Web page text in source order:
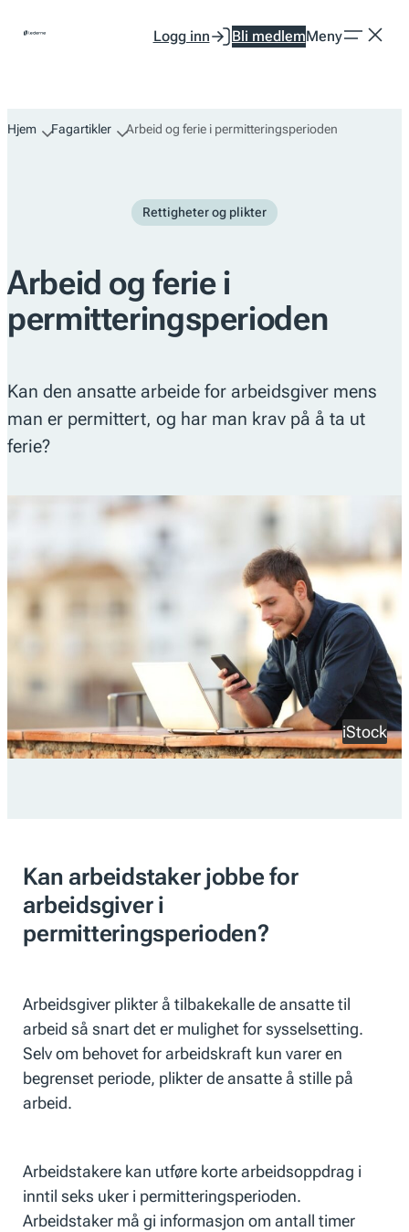
Logg inn Bli medlemMeny
Hjem Fagartikler Arbeid og ferie i permitteringsperioden
Rettigheter og plikter
Arbeid og ferie i
permitteringsperioden
Kan den ansatte arbeide for arbeidsgiver mens
man er permittert, og har man krav på å ta ut
ferie?
iStock
Kan arbeidstaker jobbe for
arbeidsgiver i
permitteringsperioden?
Arbeidsgiver plikter å tilbakekalle de ansatte til
arbeid så snart det er mulighet for sysselsetting.
Selv om behovet for arbeidskraft kun varer en
begrenset periode, plikter de ansatte å stille på
arbeid.
Arbeidstakere kan utføre korte arbeidsoppdrag i
inntil seks uker i permitteringsperioden.
Arbeidstaker må gi informasjon om antall timer